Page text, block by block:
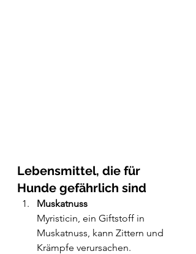
Lebensmittel, die für
Hunde gefährlich sind
Muskatnuss
Myristicin, ein Giftstoff in
Muskatnuss, kann Zittern und
Krämpfe verursachen.